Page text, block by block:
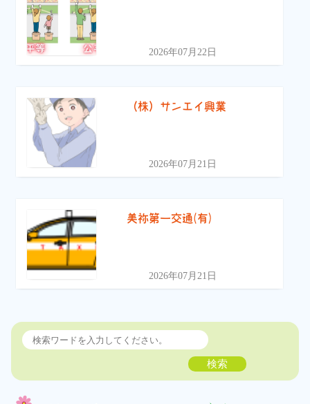
2026年07月22日
（株）サンエイ興業
2026年07月21日
美祢第一交通(有)
2026年07月21日
検索